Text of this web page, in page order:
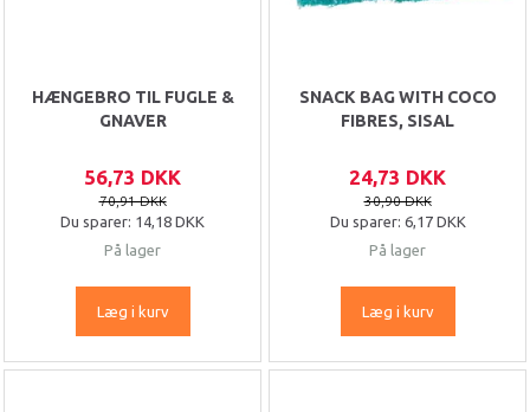
HÆNGEBRO TIL FUGLE &
GNAVER
56,73 DKK
70,91 DKK
Du sparer: 14,18 DKK
På lager
Læg i kurv
SNACK BAG WITH COCO
FIBRES, SISAL
24,73 DKK
30,90 DKK
Du sparer: 6,17 DKK
På lager
Læg i kurv